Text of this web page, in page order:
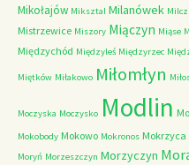
Mikołajów Miksztal Milanówek Milcz
Mistrzewice Miszory Miączyn Miąse
Międzychód Międzyleś Międzyrzec
Miętków Miłakowo Miłomłyn
Moczyska Moczysko Modlin
Mokobody Mokowo Mokronos Mokrzyca
Moryń Morzeszczyn Morzyczyn